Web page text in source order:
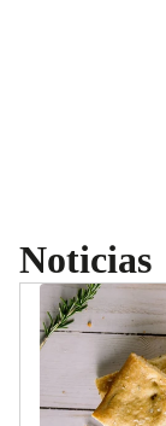
Noticias